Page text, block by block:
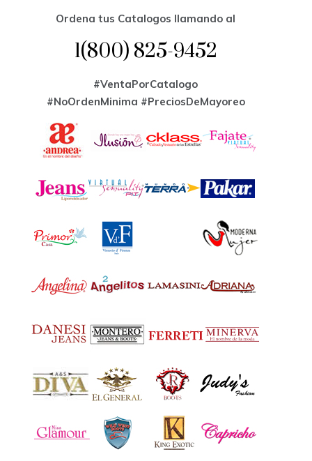
Ordena tus Catalogos llamando al
1(800) 825-9452
#VentaPorCatalogo
#NoOrdenMinima #PreciosDeMayoreo